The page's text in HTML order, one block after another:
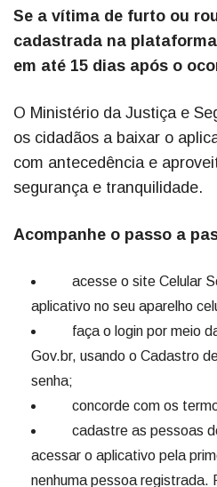
Se a vítima de furto ou
cadastrada na
em até 15 dias após o
O Ministério da Justiça e
os cidadãos a baixar o
com antecedência e
segurança e tranquilidade.
Acompanhe o passo a
acesse o site Celular
aplicativo no seu aparelho
faça o login por meio
Gov.br, usando o Cadastro
senha;
concorde com os
cadastre as pessoas
acessar o aplicativo pela
nenhuma pessoa registrada.